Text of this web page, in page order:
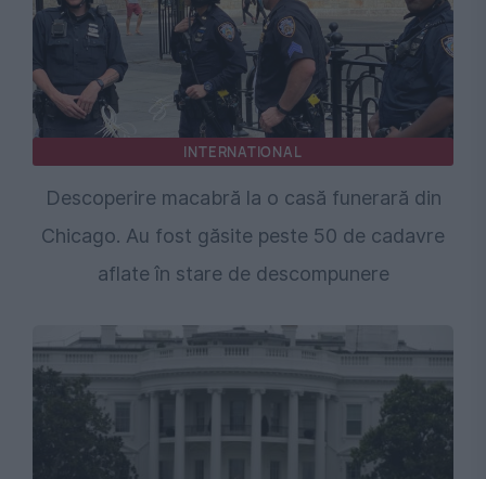
INTERNATIONAL
Descoperire macabră la o casă funerară din
Chicago. Au fost găsite peste 50 de cadavre
aflate în stare de descompunere